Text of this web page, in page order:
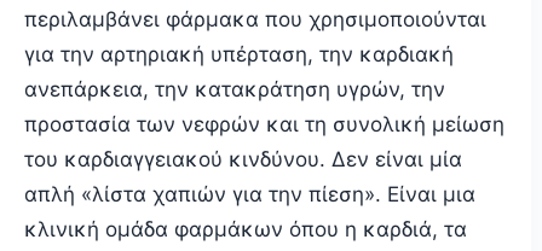
περιλαμβάνει φάρμακα που χρησιμοποιούνται
για την αρτηριακή υπέρταση, την καρδιακή
ανεπάρκεια, την κατακράτηση υγρών, την
προστασία των νεφρών και τη συνολική μείωση
του καρδιαγγειακού κινδύνου. Δεν είναι μία
απλή «λίστα χαπιών για την πίεση». Είναι μια
κλινική ομάδα φαρμάκων όπου η καρδιά, τα